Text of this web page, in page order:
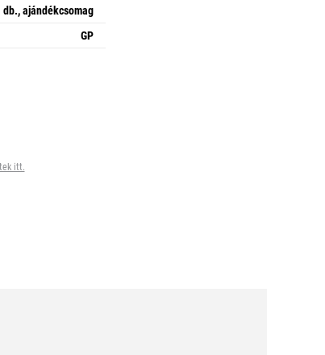
db., ajándékcsomag
GP
itt.